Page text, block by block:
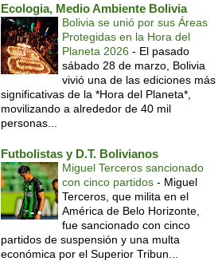
Ecologia, Medio Ambiente Bolivia
Bolivia se unió por sus Áreas
Protegidas en la Hora del
Planeta 2026 - El pasado
sábado 28 de marzo, Bolivia
vivió una de las ediciones más
significativas de la *Hora del Planeta*,
movilizando a alrededor de 40 mil
personas...
Futbolistas y D.T. Bolivianos
Miguel Terceros sancionado
con cinco partidos - Miguel
Terceros, que milita en el
América de Belo Horizonte,
fue sancionado con cinco
partidos de suspensión y una multa
económica por el Superior Tribun...